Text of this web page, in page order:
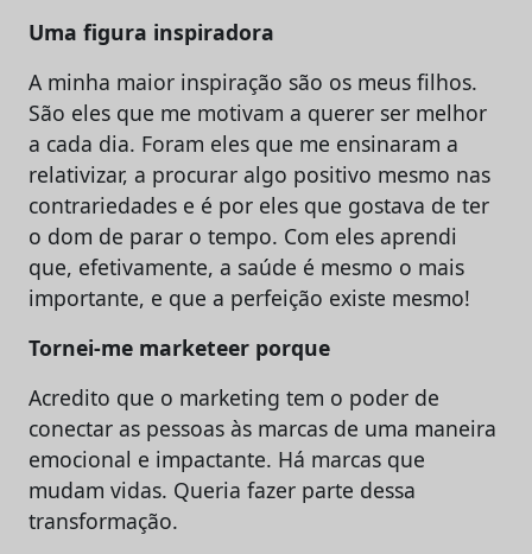
Uma figura inspiradora
A minha maior inspiração são os meus filhos.
São eles que me motivam a querer ser melhor
a cada dia. Foram eles que me ensinaram a
relativizar, a procurar algo positivo mesmo nas
contrariedades e é por eles que gostava de ter
o dom de parar o tempo. Com eles aprendi
que, efetivamente, a saúde é mesmo o mais
importante, e que a perfeição existe mesmo!
Tornei-me marketeer porque
Acredito que o marketing tem o poder de
conectar as pessoas às marcas de uma maneira
emocional e impactante. Há marcas que
mudam vidas. Queria fazer parte dessa
transformação.